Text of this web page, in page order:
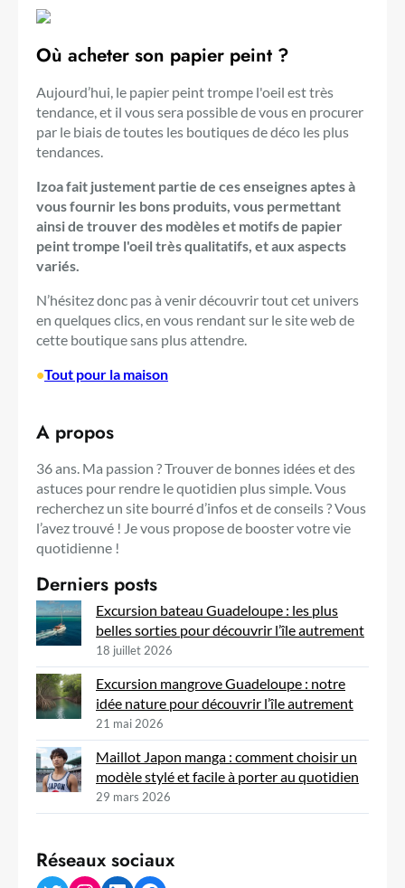
Où acheter son papier peint ?
Aujourd’hui, le papier peint trompe l'oeil est très
tendance, et il vous sera possible de vous en procurer
par le biais de toutes les boutiques de déco les plus
tendances.
Izoa fait justement partie de ces enseignes aptes à
vous fournir les bons produits, vous permettant
ainsi de trouver des modèles et motifs de papier
peint trompe l'oeil très qualitatifs, et aux aspects
variés.
N’hésitez donc pas à venir découvrir tout cet univers
en quelques clics, en vous rendant sur le site web de
cette boutique sans plus attendre.
•Tout pour la maison
A propos
36 ans. Ma passion ? Trouver de bonnes idées et des
astuces pour rendre le quotidien plus simple. Vous
recherchez un site bourré d’infos et de conseils ? Vous
l’avez trouvé ! Je vous propose de booster votre vie
quotidienne !
Derniers posts
Excursion bateau Guadeloupe : les plus
belles sorties pour découvrir l’île autrement
18 juillet 2026
Excursion mangrove Guadeloupe : notre
idée nature pour découvrir l’île autrement
21 mai 2026
Maillot Japon manga : comment choisir un
modèle stylé et facile à porter au quotidien
29 mars 2026
Réseaux sociaux